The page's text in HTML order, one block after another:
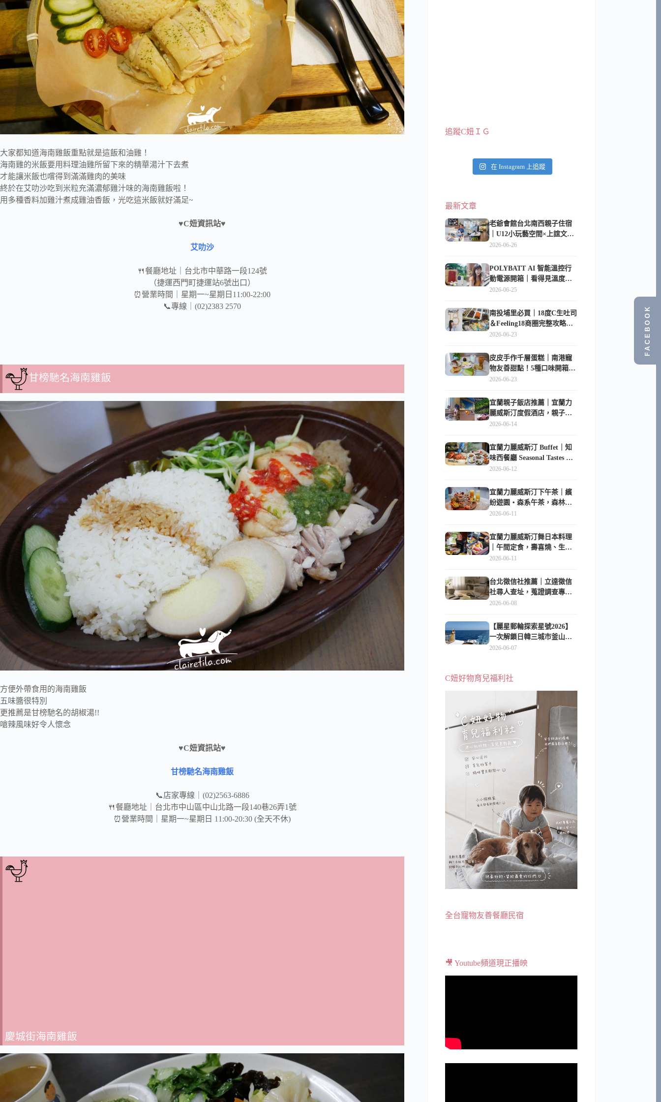
大家都知道海南雞飯重點就是這飯和油雞！
海南雞的米飯要用料理油雞所留下來的精華湯汁下去煮
才能讓米飯也嚐得到滿滿雞肉的美味
終於在艾叻沙吃到米粒充滿濃郁雞汁味的海南雞飯啦！
用多種香料加雞汁煮成雞油香飯，光吃這米飯就好滿足~
♥C妞資訊站♥
艾叻沙
🍴餐廳地址｜台北市中華路一段124號
（捷運西門町捷運站6號出口）
⏰營業時間｜星期一~星期日11:00-22:00
📞專線｜(02)2383 2570
甘榜馳名海南雞飯
方便外帶食用的海南雞飯
五味醬很特別
更推薦是甘榜馳名的胡椒湯!!
嗆辣風味好令人懷念
♥C妞資訊站♥
甘榜馳名海南雞飯
📞店家專線｜(02)2563-6886
🍴餐廳地址｜台北市中山區中山北路一段140巷26弄1號
⏰營業時間｜星期一~星期日 11:00-20:30 (全天不休)
慶城街海南雞飯
追蹤C妞ＩＧ
在 Instagram 上追蹤
最新文章
老爺會館台北南西親子住宿
｜U12小玩藝空間×上誼文
化，暑假帶孩子這樣玩
2026-06-26
POLYBATT AI 智能溫控行
動電源開箱｜看得見溫度與
電量，外出更安心的
2026-06-25
南投埔里必買｜18度C生吐司
＆Feeling18商圈完整攻略，
在地人帶路這樣逛
2026-06-23
皮皮手作千層蛋糕｜南港寵
物友善甜點！5種口味開箱，
比Lady M便宜一半的台北隱
2026-06-23
宜蘭親子飯店推薦｜宜蘭力
麗威斯汀度假酒店，親子
房、Buffet、泳池、兒童俱樂
2026-06-14
宜蘭力麗威斯汀 Buffet｜知
味西餐廳 Seasonal Tastes 晚
餐早餐吃什麼？
2026-06-12
宜蘭力麗威斯汀下午茶｜繽
紛遊園・森系午茶，森林系
甜點超好拍
2026-06-11
宜蘭力麗威斯汀舞日本料理
｜午間定食，壽喜燒、生魚
片與日式包廂空間
2026-06-11
台北徵信社推薦｜立達徵信
社尋人查址，蒐證調查專家
陪你找回失聯的家人
2026-06-08
【麗星郵輪探索星號2026】
一次解鎖日韓三城市釜山、
長崎、那霸｜餐點升級、表
2026-06-07
C妞好物育兒福利社
全台寵物友善餐廳民宿
🎥 Youtube頻道現正播映
FACEBOOK